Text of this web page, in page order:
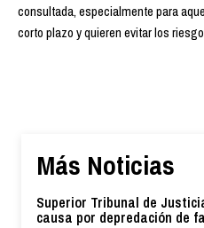
consultada, especialmente para
corto plazo y quieren evitar los
Más Noticias
Superior Tribunal de
causa por depredación de